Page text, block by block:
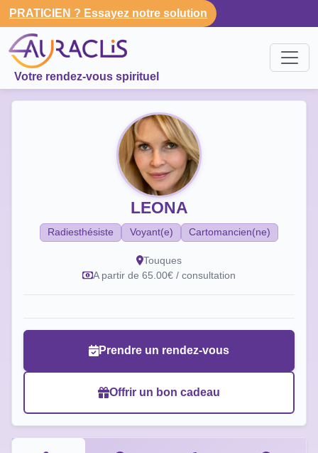
PRATICIEN ? Essayez notre solution
Votre rendez-vous spirituel
LEONA
Radiesthésiste Voyant(e) Cartomancien(ne)
Touques
A partir de 65.00€ / consultation
Prendre un rendez-vous
Offrir un bon cadeau